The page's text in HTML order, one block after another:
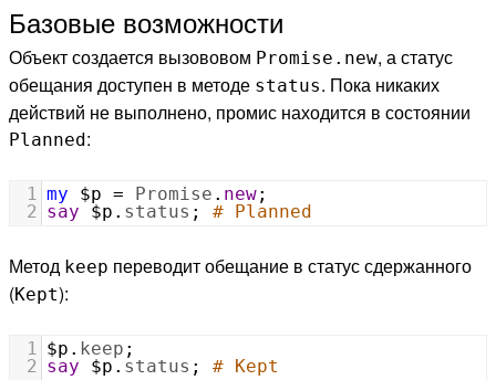
Базовые возможности
Объект создается вызововом Promise.new, а статус
обещания доступен в методе status. Пока никаких
действий не выполнено, промис находится в состоянии
Planned:
1 my $p = Promise . new;
2 say $p . status ; # Planned
Метод keep переводит обещание в статус сдержанного
(Kept):
1 $p . keep ;
2 say $p . status ; # Kept